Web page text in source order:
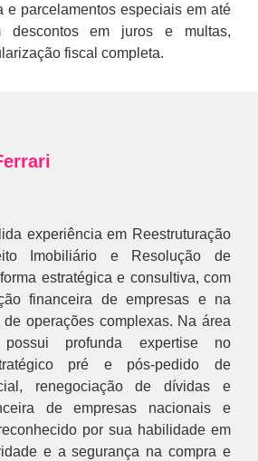
e parcelamentos especiais em até
descontos em juros e multas,
fiscal completa.
experiência em Reestruturação
Imobiliário e Resolução de
estratégica e consultiva, com
financeira de empresas e na
operações complexas. Na área
profunda expertise no
pré e pós-pedido de
renegociação de dívidas e
de empresas nacionais e
por sua habilidade em
e a segurança na compra e